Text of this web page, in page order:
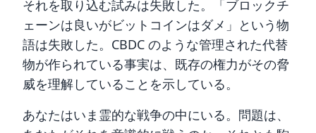
それを取り込む試みは失敗した。「ブロックチ
ェーンは良いがビットコインはダメ」という物
語は失敗した。CBDC のような管理された代替
物が作られている事実は、既存の権力がその脅
威を理解していることを示している。
あなたはいま霊的な戦争の中にいる。問題は、